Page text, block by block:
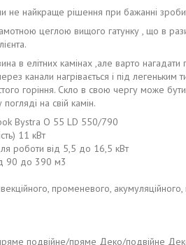
не найкраще рішення при бажанні
цеглою вищого гатунку , що в рази
елітних камінах ,але варто нагадати
канали нагрівається і під
горіння. Скло в свою чергу може
на свій камін.
Bystra O 55 LD 550/790
11 кВт
роботи від 5,5 до 16,5 кВт
90 до 390 м3
променевого, акумуляційного,
подвійне/пряме Деко/подвійне